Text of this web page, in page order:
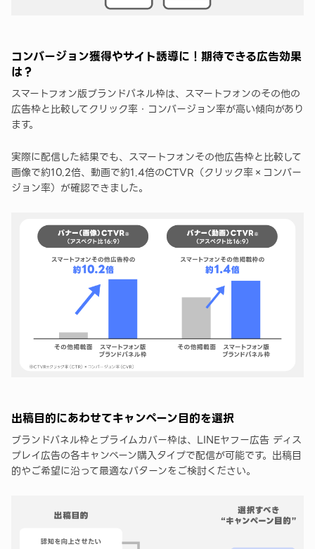
コンバージョン獲得やサイト誘導に！期待できる広告効果
は？
スマートフォン版ブランドパネル枠は、スマートフォンのその他の
広告枠と比較してクリック率・コンバージョン率が高い傾向があり
ます。
実際に配信した結果でも、スマートフォンその他広告枠と比較して
画像で約10.2倍、動画で約1.4倍のCTVR（クリック率×コンバー
ジョン率）が確認できました。
出稿目的にあわせてキャンペーン目的を選択
ブランドパネル枠とプライムカバー枠は、LINEヤフー広告 ディス
プレイ広告の各キャンペーン購入タイプで配信が可能です。出稿目
的やご希望に沿って最適なパターンをご検討ください。